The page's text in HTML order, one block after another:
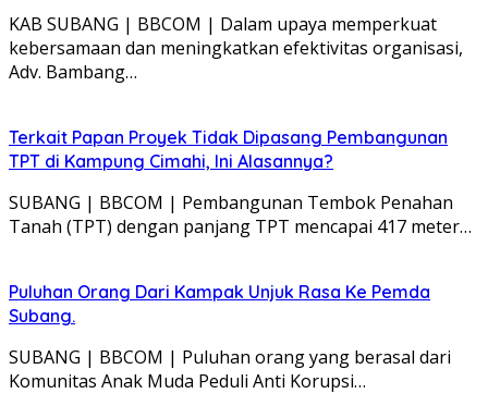
KAB SUBANG | BBCOM | Dalam upaya memperkuat
kebersamaan dan meningkatkan efektivitas organisasi,
Adv. Bambang…
Terkait Papan Proyek Tidak Dipasang Pembangunan
TPT di Kampung Cimahi, Ini Alasannya?
SUBANG | BBCOM | Pembangunan Tembok Penahan
Tanah (TPT) dengan panjang TPT mencapai 417 meter…
Puluhan Orang Dari Kampak Unjuk Rasa Ke Pemda
Subang.
SUBANG | BBCOM | Puluhan orang yang berasal dari
Komunitas Anak Muda Peduli Anti Korupsi…